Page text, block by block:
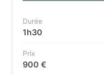
Durée
1h30
Prix
900 €